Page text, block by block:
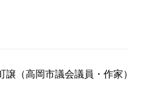
譲（高岡市議会議員・作家）